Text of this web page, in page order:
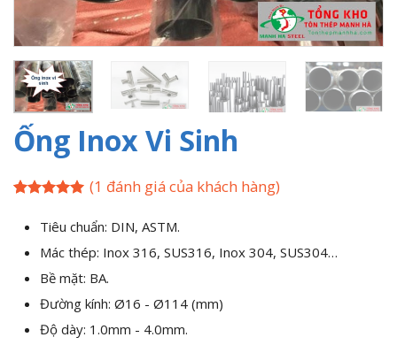
Ống Inox Vi Sinh
dựa trên
đánh giá
(1 đánh giá của khách hàng)
Tiêu chuẩn: DIN, ASTM.
Mác thép: Inox 316, SUS316, Inox 304, SUS304…
Bề mặt: BA.
Đường kính: Ø16 - Ø114 (mm)
Độ dày: 1.0mm - 4.0mm.